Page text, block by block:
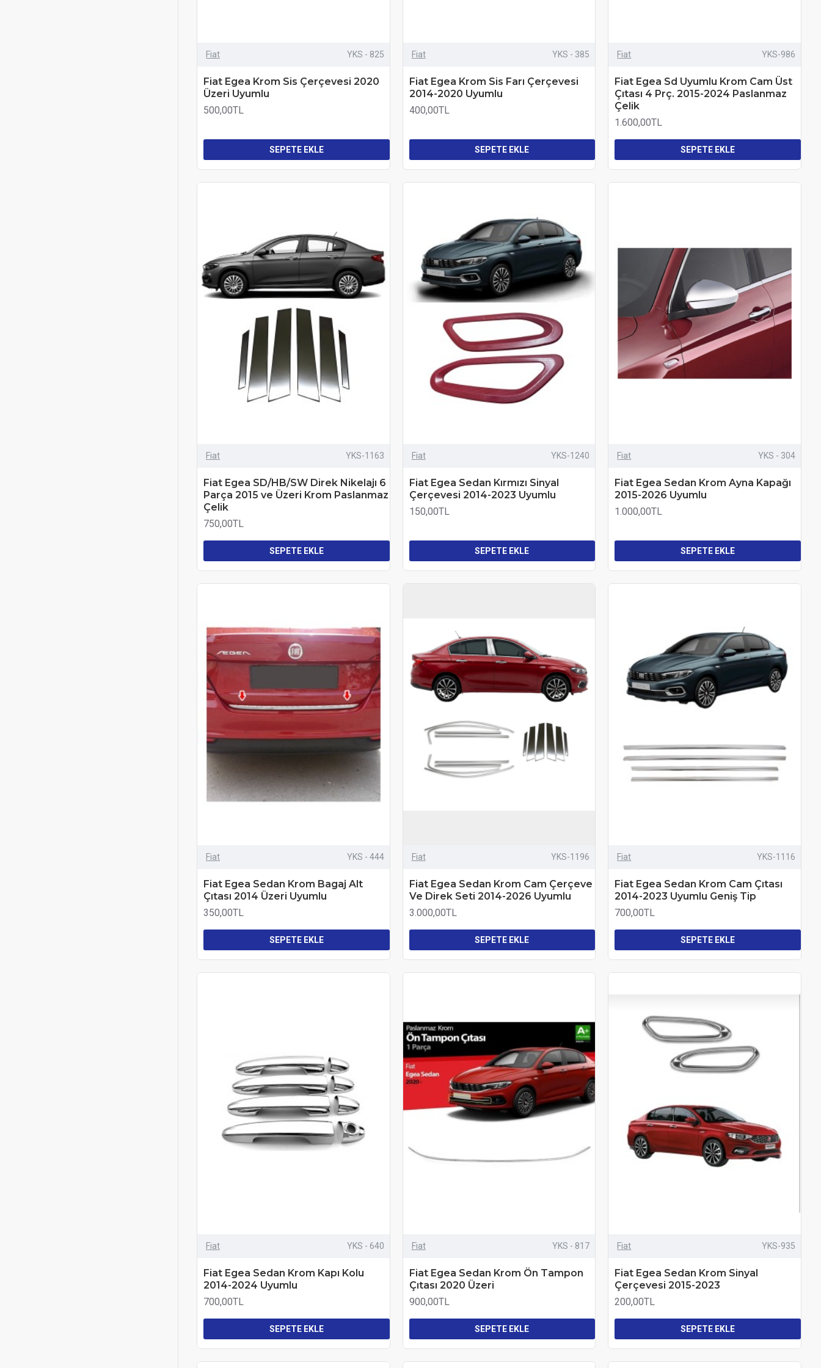
Fiat YKS - 825
Fiat Egea Krom Sis Çerçevesi 2020
Üzeri Uyumlu
500,00TL
SEPETE EKLE
Fiat YKS - 385
Fiat Egea Krom Sis Farı Çerçevesi
2014-2020 Uyumlu
400,00TL
SEPETE EKLE
Fiat YKS-986
Fiat Egea Sd Uyumlu Krom Cam Üst
Çıtası 4 Prç. 2015-2024 Paslanmaz
Çelik
1.600,00TL
SEPETE EKLE
Fiat YKS-1163
Fiat Egea SD/HB/SW Direk Nikelajı 6
Parça 2015 ve Üzeri Krom Paslanmaz
Çelik
750,00TL
SEPETE EKLE
Fiat YKS-1240
Fiat Egea Sedan Kırmızı Sinyal
Çerçevesi 2014-2023 Uyumlu
150,00TL
SEPETE EKLE
Fiat YKS - 304
Fiat Egea Sedan Krom Ayna Kapağı
2015-2026 Uyumlu
1.000,00TL
SEPETE EKLE
Fiat YKS - 444
Fiat Egea Sedan Krom Bagaj Alt
Çıtası 2014 Üzeri Uyumlu
350,00TL
SEPETE EKLE
Fiat YKS-1196
Fiat Egea Sedan Krom Cam Çerçeve
Ve Direk Seti 2014-2026 Uyumlu
3.000,00TL
SEPETE EKLE
Fiat YKS-1116
Fiat Egea Sedan Krom Cam Çıtası
2014-2023 Uyumlu Geniş Tip
700,00TL
SEPETE EKLE
Fiat YKS - 640
Fiat Egea Sedan Krom Kapı Kolu
2014-2024 Uyumlu
700,00TL
SEPETE EKLE
Fiat YKS - 817
Fiat Egea Sedan Krom Ön Tampon
Çıtası 2020 Üzeri
900,00TL
SEPETE EKLE
Fiat YKS-935
Fiat Egea Sedan Krom Sinyal
Çerçevesi 2015-2023
200,00TL
SEPETE EKLE